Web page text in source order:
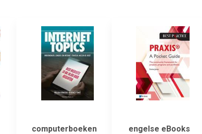
computerboeken engelse eBooks